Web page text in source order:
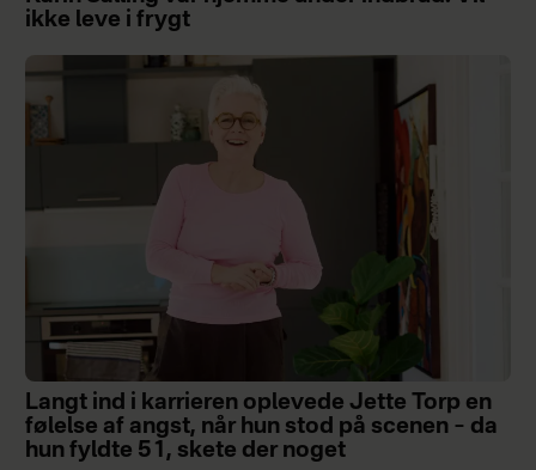
ikke leve i frygt
Langt ind i karrieren oplevede Jette Torp en
følelse af angst, når hun stod på scenen – da
hun fyldte 51, skete der noget